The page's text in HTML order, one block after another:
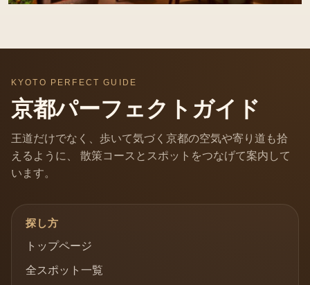
KYOTO PERFECT GUIDE
京都パーフェクトガイド
王道だけでなく、歩いて気づく京都の空気や寄り道も拾
えるように、 散策コースとスポットをつなげて案内して
います。
探し方
トップページ
全スポット一覧